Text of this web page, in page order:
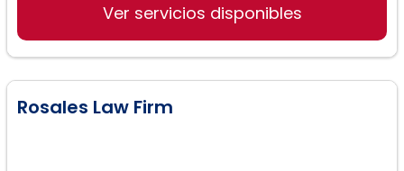
Ver servicios disponibles
Rosales Law Firm